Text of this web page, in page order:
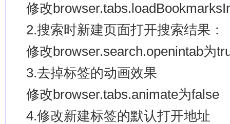
修改
2.搜索时新建页面打开搜索结果：
修改browser.search.openintab为
3.去掉标签的动画效果
修改browser.tabs.animate为false
4.修改新建标签的默认打开地址